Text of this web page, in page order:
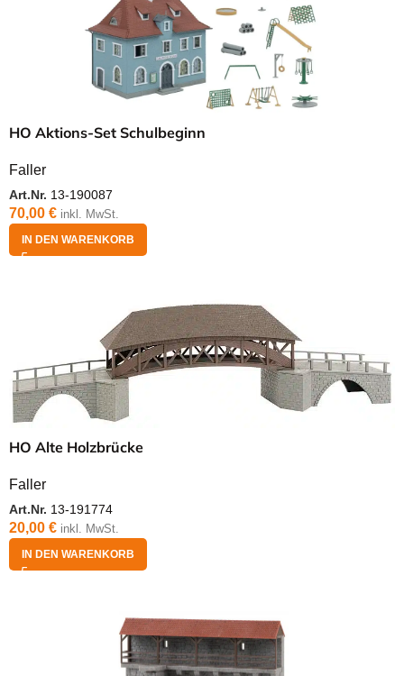
HO Aktions-Set Schulbeginn
Faller
Art.Nr. 13-190087
70,00 € inkl. MwSt.
IN DEN WARENKORB
HO Alte Holzbrücke
Faller
Art.Nr. 13-191774
20,00 € inkl. MwSt.
IN DEN WARENKORB